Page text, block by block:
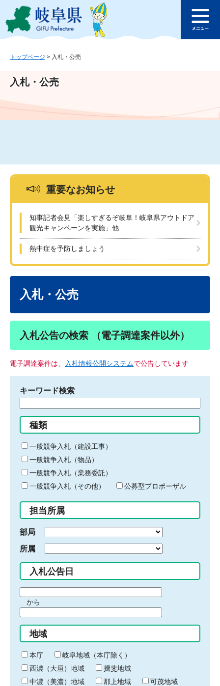
ジ
ュ
文
このページの本文へ
ュ
トップページ > 入札・公売
入札・公売
重要なお知らせ
知事記者会見「楽しすぎるぞ岐阜！岐阜県アウトドア
観光キャンペーンを実施」他
熱中症を予防しましょう
入札・公売
入札公告の検索 （電子調達案件以外）
電子調達案件は、 入札情報公開システムで公告しています
キーワード検索
る
キ
ー
ワ
ー
ド
入
力
種類
一般競争入札（建設工事）
一般競争入札（物品）
一般競争入札（業務委託）
一般競争入札（その他）
公募型プロポーザル
担当所属
部局
所属
入札公告日
間
始
り
から
間
終
わ
り
地域
本庁
岐阜地域（本庁除く）
西濃（大垣）地域
揖斐地域
中濃（美濃）地域
郡上地域
可茂地域